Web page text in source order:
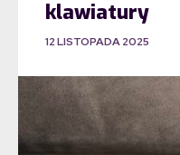
klawiatury
12 LISTOPADA 2025